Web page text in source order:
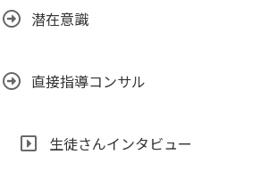
潜在意識
直接指導コンサル
生徒さんインタビュー